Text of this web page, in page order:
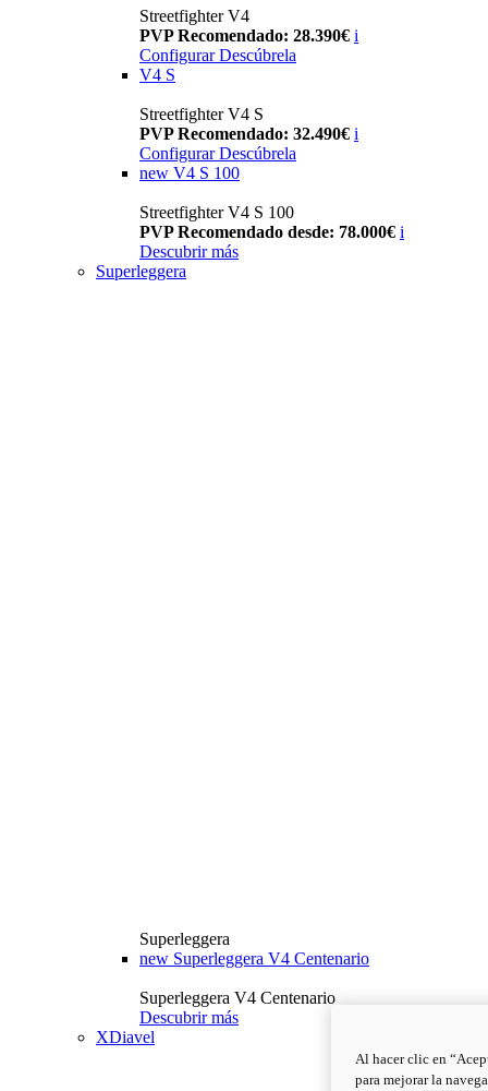
Streetfighter V4
PVP Recomendado: 28.390€ i
Configurar Descúbrela
V4 S
Streetfighter V4 S
PVP Recomendado: 32.490€ i
Configurar Descúbrela
new V4 S 100
Streetfighter V4 S 100
PVP Recomendado desde: 78.000€ i
Descubrir más
Superleggera
Superleggera
new Superleggera V4 Centenario
Superleggera V4 Centenario
Descubrir más
XDiavel
Al hacer clic en
para mejorar la